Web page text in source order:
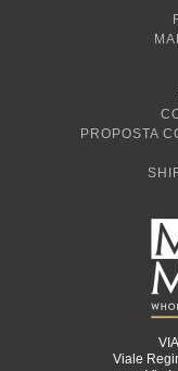
PROPOSTA
Viale